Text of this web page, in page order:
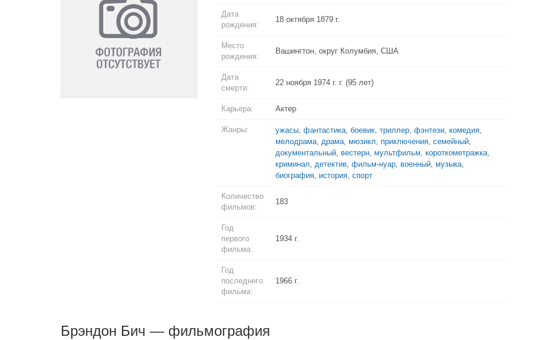
Дата
рождения:
18 октября 1879 г.
Место
рождения:
Вашингтон, округ Колумбия, США
Дата
смерти:
22 ноября 1974 г. г. (95 лет)
Карьера: Актер
Жанры: ужасы, фантастика, боевик, триллер, фэнтези, комедия,
мелодрама, драма, мюзикл, приключения, семейный,
документальный, вестерн, мультфильм, короткометражка,
криминал, детектив, фильм-нуар, военный, музыка,
биография, история, спорт
Количество
фильмов:
183
Год
первого
фильма:
1934 г.
Год
последнего
фильма:
1966 г.
Брэндон Бич — фильмография